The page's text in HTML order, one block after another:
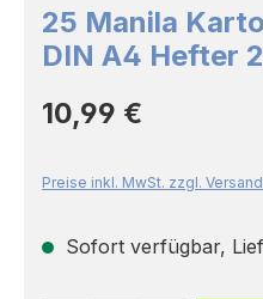
25 Manila
DIN A4 Hefter
Regulärer Preis:
10,99 €
Preise inkl. MwSt. zzgl.
Sofort verfügbar,